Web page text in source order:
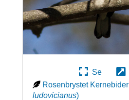
Se
Rosenbrystet Kernebider
ludovicianus)